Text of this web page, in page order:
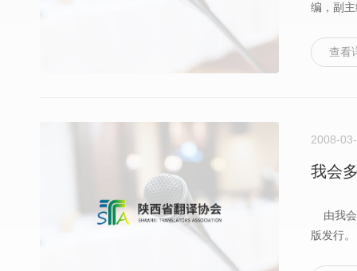
编，副
查看
2008-
我会
由我会
版发行